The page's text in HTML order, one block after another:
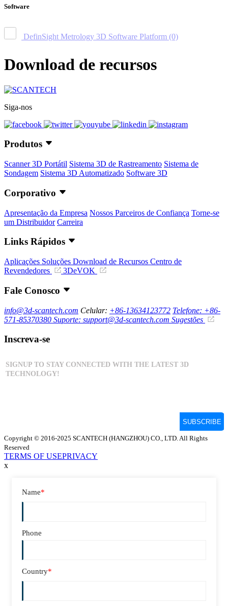
Software
DefinSight Metrology 3D Software Platform (0)
Download de recursos
Siga-nos
Produtos
Scanner 3D Portátil Sistema 3D de Rastreamento Sistema de
Sondagem Sistema 3D Automatizado Software 3D
Corporativo
Apresentação da Empresa Nossos Parceiros de Confiança Torne-se
um Distribuidor Carreira
Links Rápidos
Aplicações Soluções Download de Recursos Centro de
Revendedores
3DeVOK
Fale Conosco
info@3d-scantech.com Celular: +86-13634123772 Telefone: +86-
571-85370380 Suporte: support@3d-scantech.com Sugestões
Inscreva-se
Copyright © 2016-2025 SCANTECH (HANGZHOU) CO., LTD. All Rights
Reserved
TERMS OF USEPRIVACY
x
Name*
Phone
Country*